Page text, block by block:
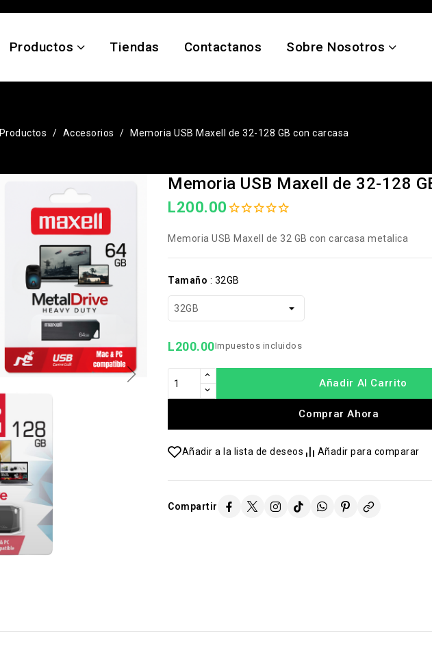
Productos Tiendas Contactanos Sobre Nosotros
Productos Accesorios Memoria USB Maxell de 32-128 GB con carcasa
Memoria USB Maxell de 32-128
L200.00
Memoria USB Maxell de 32 GB con carcasa metalica
Tamaño : 32GB
L200.00Impuestos incluidos
Añadir Al Carrito
Comprar Ahora
Añadir a la lista de deseos Añadir para comparar
Compartir